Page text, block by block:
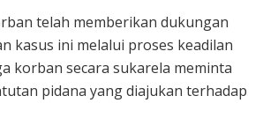
telah memberikan dukungan
kasus ini melalui proses keadilan
korban secara sukarela meminta
pidana yang diajukan terhadap